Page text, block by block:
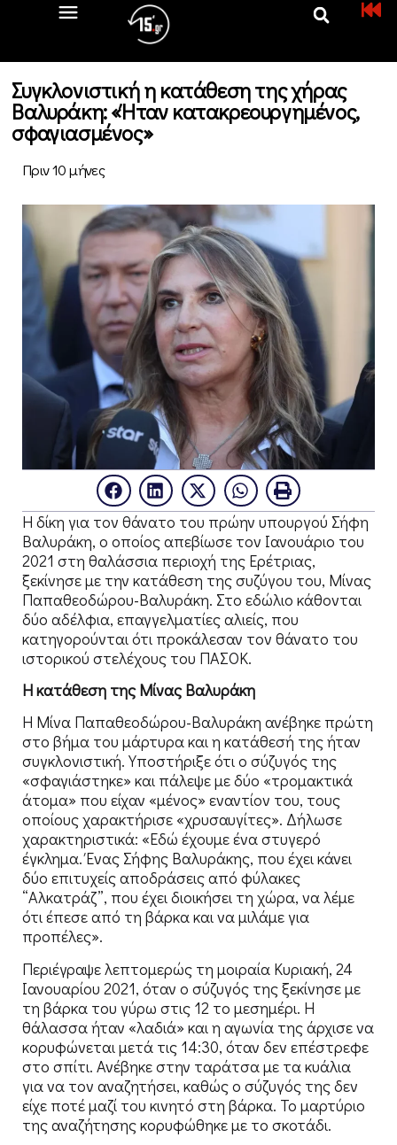
Συγκλονιστική η κατάθεση της χήρας
Βαλυράκη: «Ήταν κατακρεουργημένος,
σφαγιασμένος»
Πριν 10 μήνες
Η δίκη για τον θάνατο του πρώην υπουργού Σήφη
Βαλυράκη, ο οποίος απεβίωσε τον Ιανουάριο του
2021 στη θαλάσσια περιοχή της Ερέτριας,
ξεκίνησε με την κατάθεση της συζύγου του, Μίνας
Παπαθεοδώρου-Βαλυράκη. Στο εδώλιο κάθονται
δύο αδέλφια, επαγγελματίες αλιείς, που
κατηγορούνται ότι προκάλεσαν τον θάνατο του
ιστορικού στελέχους του ΠΑΣΟΚ.
Η κατάθεση της Μίνας Βαλυράκη
Η Μίνα Παπαθεοδώρου-Βαλυράκη ανέβηκε πρώτη
στο βήμα του μάρτυρα και η κατάθεσή της ήταν
συγκλονιστική. Υποστήριξε ότι ο σύζυγός της
«σφαγιάστηκε» και πάλεψε με δύο «τρομακτικά
άτομα» που είχαν «μένος» εναντίον του, τους
οποίους χαρακτήρισε «χρυσαυγίτες». Δήλωσε
χαρακτηριστικά: «Εδώ έχουμε ένα στυγερό
έγκλημα. Ένας Σήφης Βαλυράκης, που έχει κάνει
δύο επιτυχείς αποδράσεις από φύλακες
“Αλκατράζ”, που έχει διοικήσει τη χώρα, να λέμε
ότι έπεσε από τη βάρκα και να μιλάμε για
προπέλες».
Περιέγραψε λεπτομερώς τη μοιραία Κυριακή, 24
Ιανουαρίου 2021, όταν ο σύζυγός της ξεκίνησε με
τη βάρκα του γύρω στις 12 το μεσημέρι. Η
θάλασσα ήταν «λαδιά» και η αγωνία της άρχισε να
κορυφώνεται μετά τις 14:30, όταν δεν επέστρεφε
στο σπίτι. Ανέβηκε στην ταράτσα με τα κυάλια
για να τον αναζητήσει, καθώς ο σύζυγός της δεν
είχε ποτέ μαζί του κινητό στη βάρκα. Το μαρτύριο
της αναζήτησης κορυφώθηκε με το σκοτάδι.